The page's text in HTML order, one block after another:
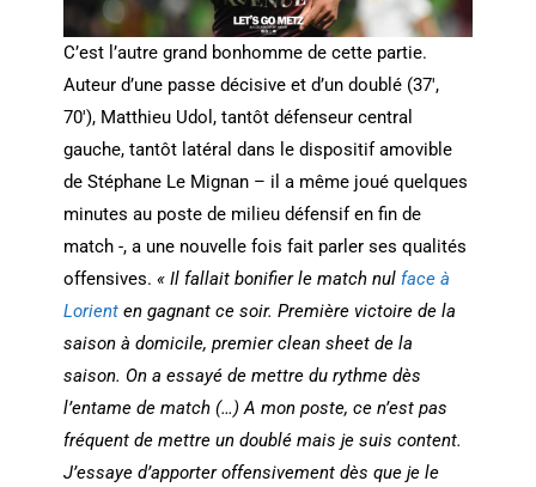
C’est l’autre grand bonhomme de cette partie.
Auteur d’une passe décisive et d’un doublé (37′,
70′), Matthieu Udol, tantôt défenseur central
gauche, tantôt latéral dans le dispositif amovible
de Stéphane Le Mignan – il a même joué quelques
minutes au poste de milieu défensif en fin de
match -, a une nouvelle fois fait parler ses qualités
offensives. « Il fallait bonifier le match nul face à
Lorienten gagnant ce soir. Première victoire de la
saison à domicile, premier clean sheet de la
saison. On a essayé de mettre du rythme dès
l’entame de match (…) A mon poste, ce n’est pas
fréquent de mettre un doublé mais je suis content.
J’essaye d’apporter offensivement dès que je le